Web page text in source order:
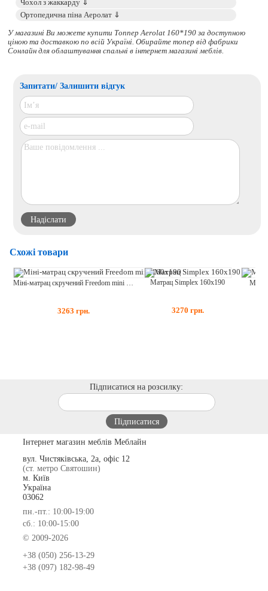
У магазині Ви можете купити Топпер Aerolat 160*190 за доступною
ціною та доставкою по всій Україні. Обирайте топервід фабрики
Сонлайн для облаштування спальні в інтернет магазині меблів.
Запитати/ Залишити відгук
Схожі товари
3263 грн.
Матрац Simplex 160x190
3270 грн.
Підписатися на розсилку:
Інтернет магазин меблів Меблайн
вул. Чистяківська, 2а, офіс 12
(ст. метро Святошин)
м. Київ
Україна
03062
пн.-пт.: 10:00-19:00
сб.: 10:00-15:00
© 2009-2026
+38 (050) 256-13-29
+38 (097) 182-98-49